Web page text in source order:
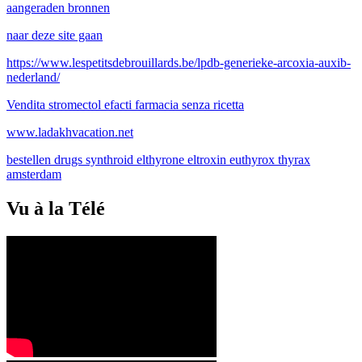
aangeraden bronnen
naar deze site gaan
https://www.lespetitsdebrouillards.be/lpdb-generieke-arcoxia-auxib-
nederland/
Vendita stromectol efacti farmacia senza ricetta
www.ladakhvacation.net
bestellen drugs synthroid elthyrone eltroxin euthyrox thyrax
amsterdam
Vu à la Télé